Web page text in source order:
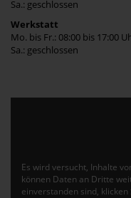
Sa.: geschlossen
Werkstatt
Mo. bis Fr.: 08:00 bis 17:00
Sa.: geschlossen
Es wird versucht, Inhalte
können Daten an Dritte
einverstanden sind,